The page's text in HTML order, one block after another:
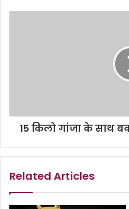
15 किलो गांजा के साथ
Related Articles